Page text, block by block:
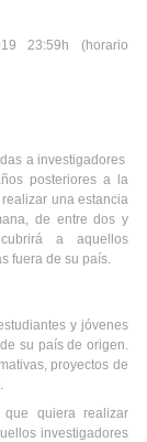
23:59h (horario
a investigadores
posteriores a la
una estancia
de entre dos y
a aquellos
fuera de su país.
y jóvenes
su país de origen.
proyectos de
que quiera realizar
investigadores